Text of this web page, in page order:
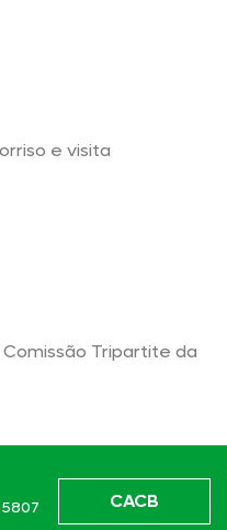
e visita
Tripartite da
CACB